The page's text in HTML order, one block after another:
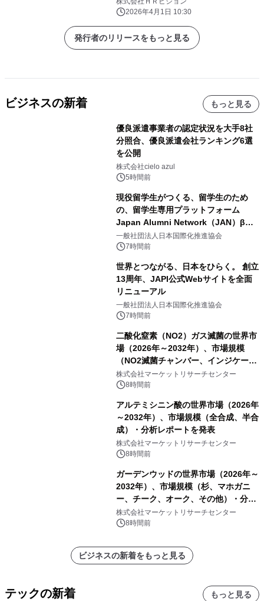
2026年4月1日 10:30
発行者のリリースをもっと見る
ビジネスの新着 もっと見る
優良派遣事業者の認定状況を大手8社
分照合、優良派遣会社ランキング6選
を公開
株式会社cielo azul
5時間前
現役留学生がつくる、留学生のため
の、留学生専用プラットフォーム
Japan Alumni Network（JAN）β版
をリリース
一般社団法人日本国際化推進協会
7時間前
世界とつながる、日本をひらく。 創立
13周年、JAPI公式Webサイトを全面
リニューアル
一般社団法人日本国際化推進協会
7時間前
二酸化窒素（NO2）ガス滅菌の世界市
場（2026年～2032年）、市場規模
（NO2滅菌チャンバー、インジケータ
ーおよびモニタリングシステム、その
他）・分析レポートを発表
株式会社マーケットリサーチセンター
8時間前
アルテミシニン酸の世界市場（2026年
～2032年）、市場規模（全合成、半合
成）・分析レポートを発表
株式会社マーケットリサーチセンター
8時間前
ガーデンウッドの世界市場（2026年～
2032年）、市場規模（杉、マホガニ
ー、チーク、オーク、その他）・分析
レポートを発表
株式会社マーケットリサーチセンター
8時間前
ビジネスの新着をもっと見る
テックの新着 もっと見る